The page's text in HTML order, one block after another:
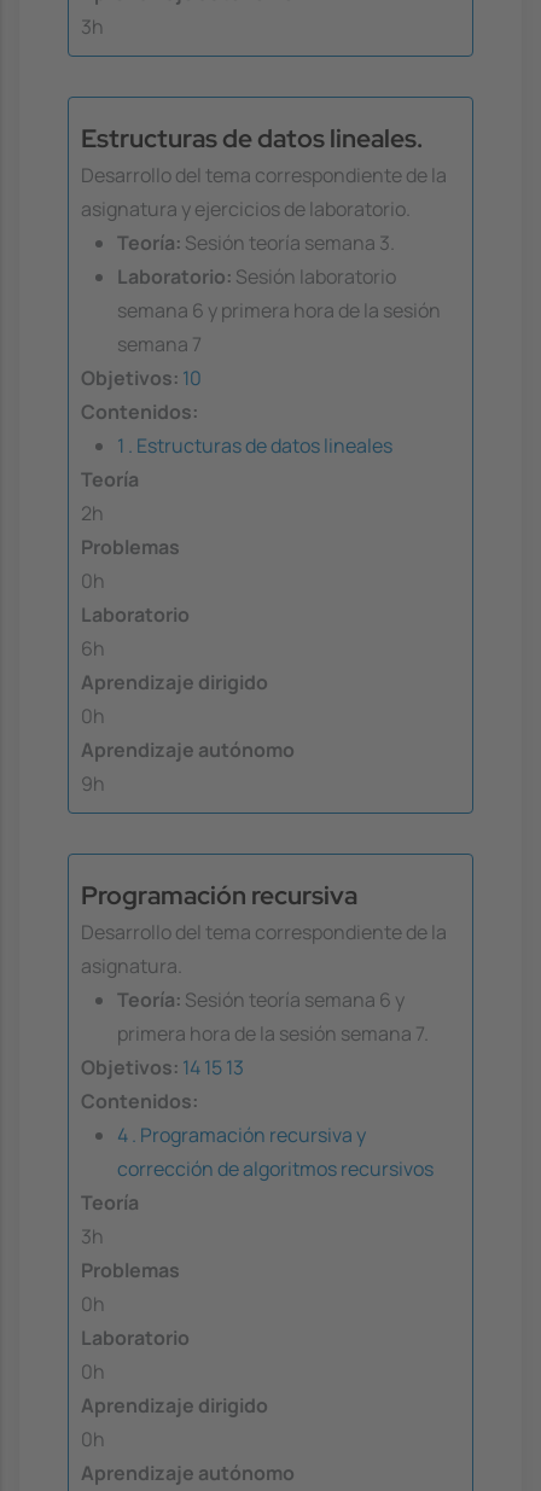
3h
Estructuras de datos lineales.
Desarrollo del tema correspondiente de la
asignatura y ejercicios de laboratorio.
Teoría: Sesión teoría semana 3.
Laboratorio: Sesión laboratorio
semana 6 y primera hora de la sesión
semana 7
Objetivos: 10
Contenidos:
1 . Estructuras de datos lineales
Teoría
2h
Problemas
0h
Laboratorio
6h
Aprendizaje dirigido
0h
Aprendizaje autónomo
9h
Programación recursiva
Desarrollo del tema correspondiente de la
asignatura.
Teoría: Sesión teoría semana 6 y
primera hora de la sesión semana 7.
Objetivos: 141513
Contenidos:
4 . Programación recursiva y
corrección de algoritmos recursivos
Teoría
3h
Problemas
0h
Laboratorio
0h
Aprendizaje dirigido
0h
Aprendizaje autónomo